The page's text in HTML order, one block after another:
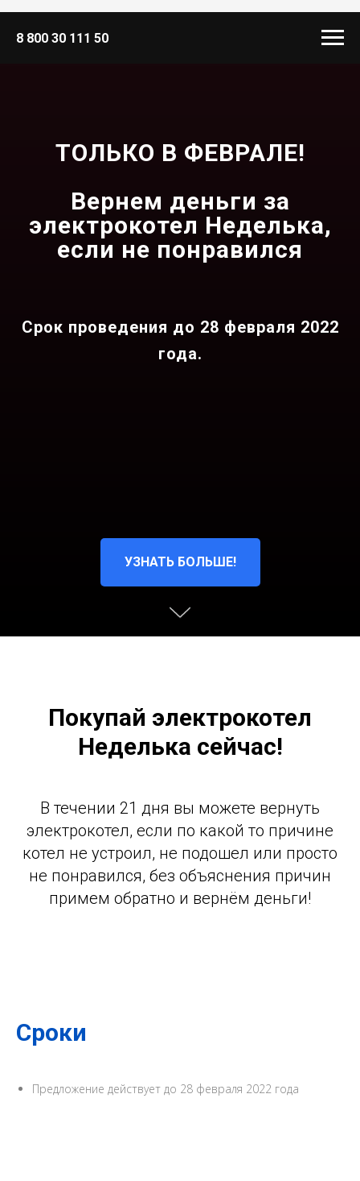
8 800 30 111 50
ТОЛЬКО В ФЕВРАЛЕ!
Вернем деньги за
электрокотел Неделька,
если не понравился
Срок проведения до 28 февраля 2022
года.
УЗНАТЬ БОЛЬШЕ!
Покупай электрокотел
Неделька сейчас!
В течении 21 дня вы можете вернуть
электрокотел, если по какой то причине
котел не устроил, не подошел или просто
не понравился, без объяснения причин
примем обратно и вернём деньги!
Сроки
Предложение действует до 28 февраля 2022 года